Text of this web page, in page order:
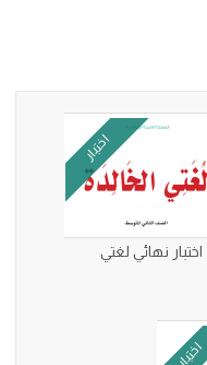
اختبار
اختبار نهائي لغتي
اختبار